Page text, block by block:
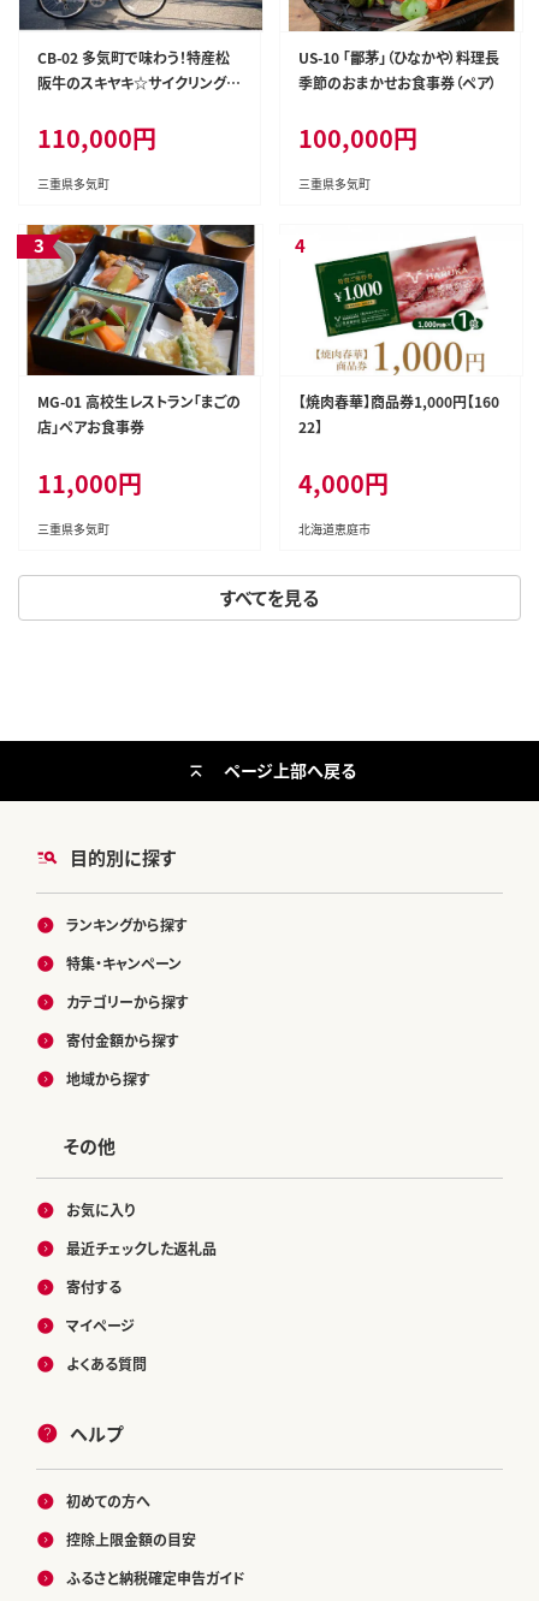
すべてを見る
CB-02 多気町で味わう！特産松
阪牛のスキヤキ☆サイクリングツ
110,000円
三重県多気町
US-10 「鄙茅」（ひなかや）料理長
季節のおまかせお食事券（ペア）
100,000円
三重県多気町
MG-01 高校生レストラン「まごの
店」ペアお食事券
11,000円
三重県多気町
【焼肉春華】商品券1,000円【160
22】
4,000円
北海道恵庭市
目的別に探す
ランキングから探す
特集・キャンペーン
カテゴリーから探す
寄付金額から探す
地域から探す
その他
お気に入り
最近チェックした返礼品
寄付する
マイページ
よくある質問
ヘルプ
初めての方へ
控除上限金額の目安
ふるさと納税確定申告ガイド
ページ上部へ戻る